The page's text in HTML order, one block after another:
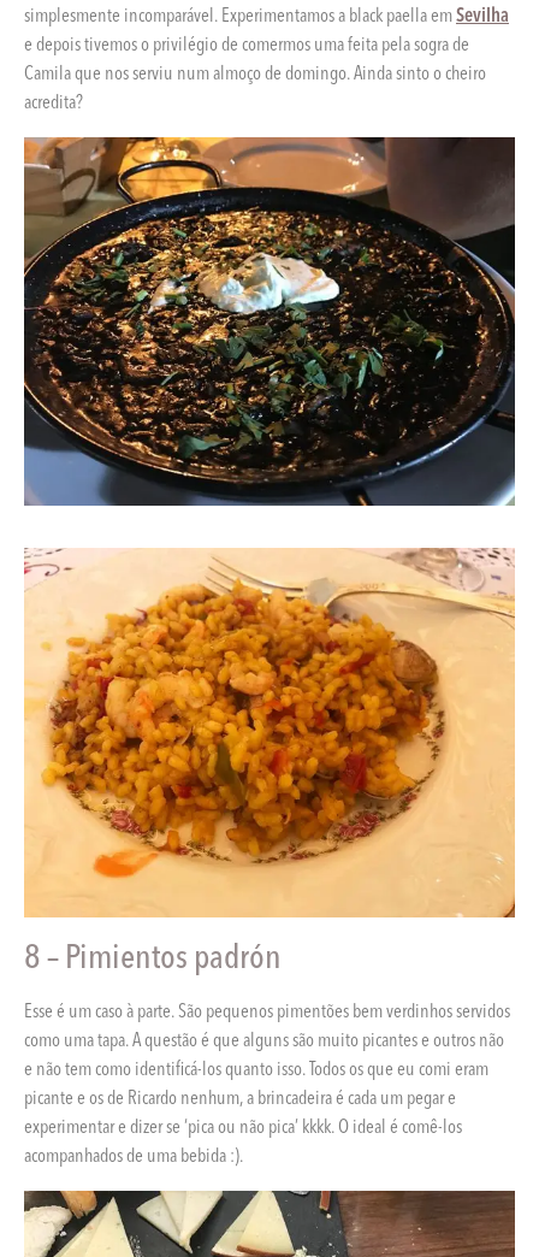
simplesmente incomparável. Experimentamos a black paella emSevilha
e depois tivemos o privilégio de comermos uma feita pela sogra de
Camila que nos serviu num almoço de domingo. Ainda sinto o cheiro
acredita?
8 – Pimientos padrón
Esse é um caso à parte. São pequenos pimentões bem verdinhos servidos
como uma tapa. A questão é que alguns são muito picantes e outros não
e não tem como identificá-los quanto isso. Todos os que eu comi eram
picante e os de Ricardo nenhum, a brincadeira é cada um pegar e
experimentar e dizer se ‘pica ou não pica’ kkkk. O ideal é comê-los
acompanhados de uma bebida :).